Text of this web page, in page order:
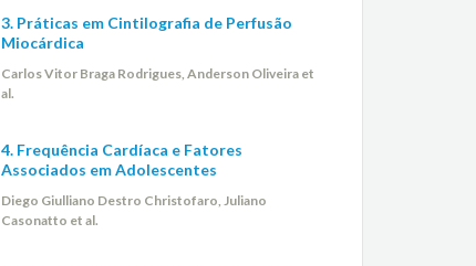
3. Práticas em Cintilografia de Perfusão
Miocárdica
Carlos Vitor Braga Rodrigues, Anderson Oliveira et
al.
4. Frequência Cardíaca e Fatores
Associados em Adolescentes
Diego Giulliano Destro Christofaro, Juliano
Casonatto et al.